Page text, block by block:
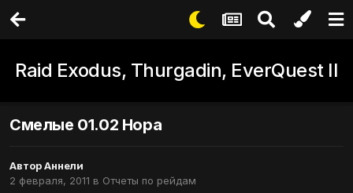
Raid Exodus, Thurgadin, EverQuest II
Смелые 01.02 Нора
АвторАннели
2 февраля, 2011 в Отчеты по рейдам